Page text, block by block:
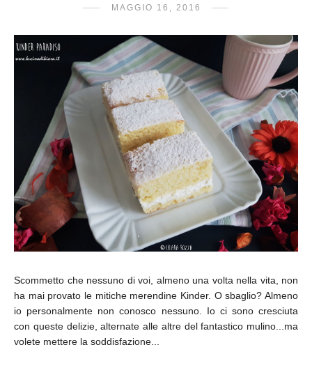
MAGGIO 16, 2016
Scommetto che nessuno di voi, almeno una volta nella vita, non
ha mai provato le mitiche merendine Kinder. O sbaglio? Almeno
io personalmente non conosco nessuno. Io ci sono cresciuta
con queste delizie, alternate alle altre del fantastico mulino...ma
volete mettere la soddisfazione...